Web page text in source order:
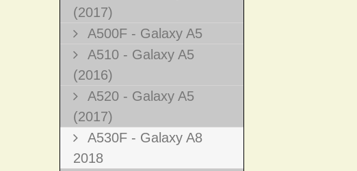
(2017)
A500F - Galaxy A5
A510 - Galaxy A5
(2016)
A520 - Galaxy A5
(2017)
A530F - Galaxy A8
2018